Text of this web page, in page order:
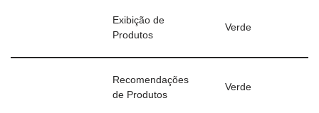
Exibição de
Produtos
Verde
Recomendações
de Produtos
Verde